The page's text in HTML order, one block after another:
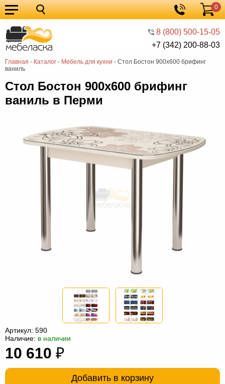
8 (800) 500-15-05
+7 (342) 200-88-03
Корзина
0
Главная - Каталог - Мебель для кухни - Стол Бостон 900х600 брифинг
ваниль
Кухонные
гарнитуры
Мебель
для
кухни
Мебель
для
спальни
Кровати
Шкафы
Диваны
мебель
Детская
мешки
Мебель
из
ротанга
Садовая
мебель
Косметологическое
Стол Бостон 900х600 брифинг
ваниль в Перми
Артикул: 590
Наличие: в наличии
10 610 ₽
Добавить в корзину